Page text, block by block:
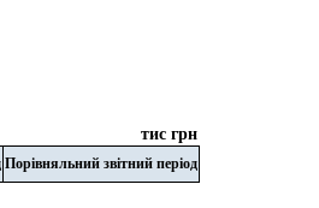
тис грн
Порівняльний звітний період